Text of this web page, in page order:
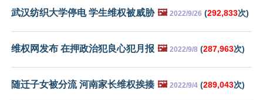
武汉纺织大学停电 学生维权被威胁 🖼️ 2022/9/26 (292,833次)
维权网发布 在押政治犯良心犯月报 🖼️ 2022/9/8 (287,963次)
随迁子女被分流 河南家长维权挨揍 🖼️ 2022/9/4 (289,043次)